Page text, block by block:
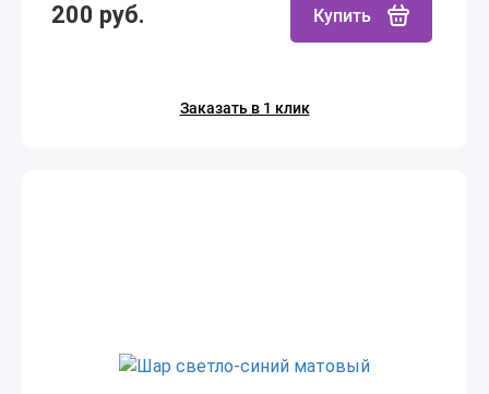
200 руб. Купить
Заказать в 1 клик